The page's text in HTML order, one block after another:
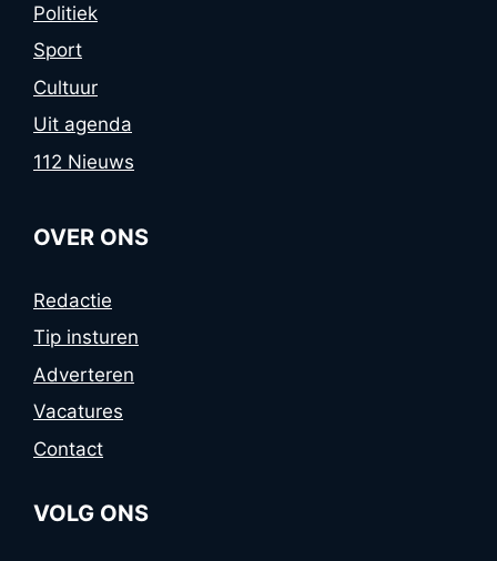
Politiek
Sport
Cultuur
Uit agenda
112 Nieuws
OVER ONS
Redactie
Tip insturen
Adverteren
Vacatures
Contact
VOLG ONS